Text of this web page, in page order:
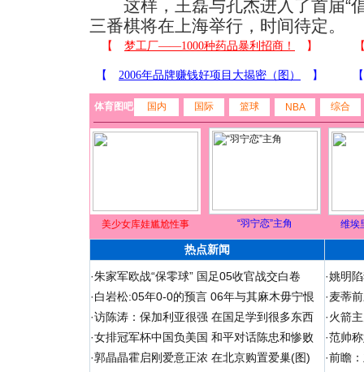
这样，王磊与孔杰进入了首届“
三番棋将在上海举行，时间待定。
体育图吧 国内 国际 篮球 NBA 综合
美少女库娃尴尬性事 “羽宁恋”主角 维埃
热点新闻
·朱家军欧战“保零球” 国足05收官战交白卷
·白岩松:05年0-0的预言 06年与其麻木毋宁恨
·访陈涛：保加利亚很强 在国足学到很多东西
·女排冠军杯中国负美国 和平对话陈忠和惨败
·郭晶晶霍启刚爱意正浓 在北京购置爱巢(图)
·姚明
·麦蒂
·火箭
·范帅
·前瞻